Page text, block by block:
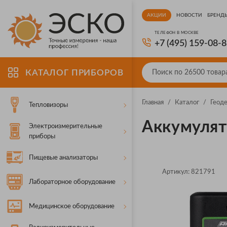
КАТАЛОГ ПРИБОРОВ
Тепловизоры
Электроизмерительные
приборы
Пищевые анализаторы
Лабораторное оборудование
Медицинское оборудование
АКЦИИ НОВОСТИ
ТЕЛЕФОН В МОСКВЕ
+7 (495) 159-08-
Главная / Каталог /
Артикул: 821791